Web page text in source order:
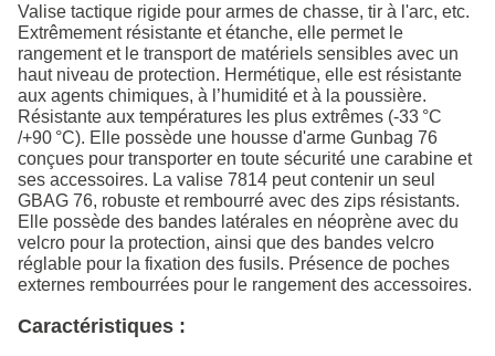
Valise tactique rigide pour armes de chasse, tir à l'arc, etc.
Extrêmement résistante et étanche, elle permet le
rangement et le transport de matériels sensibles avec un
haut niveau de protection. Hermétique, elle est résistante
aux agents chimiques, à l’humidité et à la poussière.
Résistante aux températures les plus extrêmes (-33 °C
/+90 °C). Elle possède une housse d'arme Gunbag 76
conçues pour transporter en toute sécurité une carabine et
ses accessoires. La valise 7814 peut contenir un seul
GBAG 76, robuste et rembourré avec des zips résistants.
Elle possède des bandes latérales en néoprène avec du
velcro pour la protection, ainsi que des bandes velcro
réglable pour la fixation des fusils. Présence de poches
externes rembourrées pour le rangement des accessoires.
Caractéristiques :